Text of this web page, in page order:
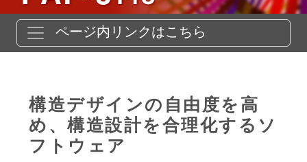
ページ内リンクはこちら
構造デザインの自由度を高
め、構造設計を合理化するソ
フトウェア